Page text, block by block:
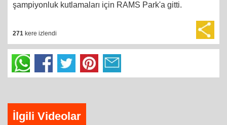
şampiyonluk kutlamaları için RAMS Park'a gitti.
271 kere izlendi
İlgili Videolar